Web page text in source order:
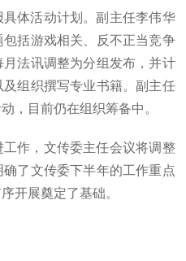
体活动计划。副主任李伟华
括游戏相关、反不正当竞争
法讯调整为分组发布，并计
组织撰写专业书籍。副主任
，目前仍在组织筹备中。
作，文传委主任会议将调整
了文传委下半年的工作重点
开展奠定了基础。